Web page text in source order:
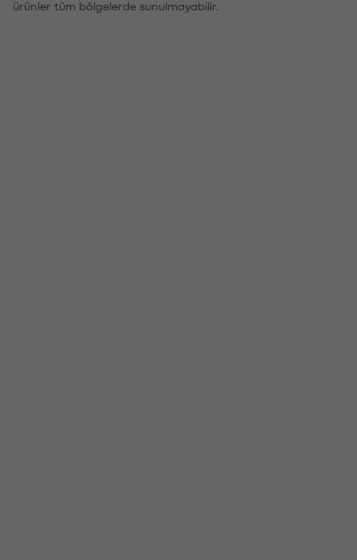
ürünler tüm bölgelerde sunulmayabilir.